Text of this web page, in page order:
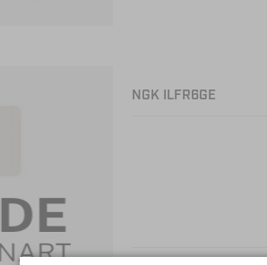
NGK ILFR6GE